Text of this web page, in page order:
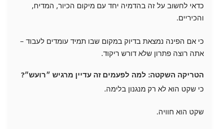
כדאי לחשוב על זה בהדמיה יחד עם מיקום הכיור, המדיח,
והכיריים.
כי אם הפינה נמצאת בדיוק במקום שבו תמיד עומדים לעבוד –
אתה רוצה פתרון שלא דורש ריקוד.
הטריקה השקטה: למה לפעמים זה עדיין מרגיש ״רועש״?
כי שקט הוא לא רק מנגנון בלימה.
שקט הוא חוויה.